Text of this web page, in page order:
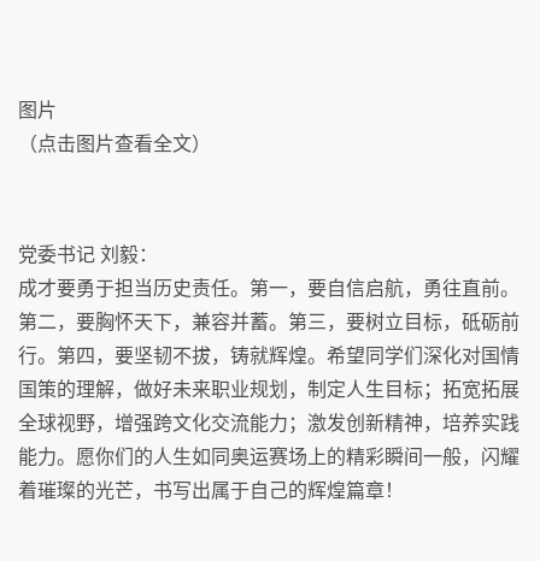
图片
（点击图片查看全文）
党委书记 刘毅：
成才要勇于担当历史责任。第一，要自信启航，勇往直前。
第二，要胸怀天下，兼容并蓄。第三，要树立目标，砥砺前
行。第四，要坚韧不拔，铸就辉煌。希望同学们深化对国情
国策的理解，做好未来职业规划，制定人生目标；拓宽拓展
全球视野，增强跨文化交流能力；激发创新精神，培养实践
能力。愿你们的人生如同奥运赛场上的精彩瞬间一般，闪耀
着璀璨的光芒，书写出属于自己的辉煌篇章！